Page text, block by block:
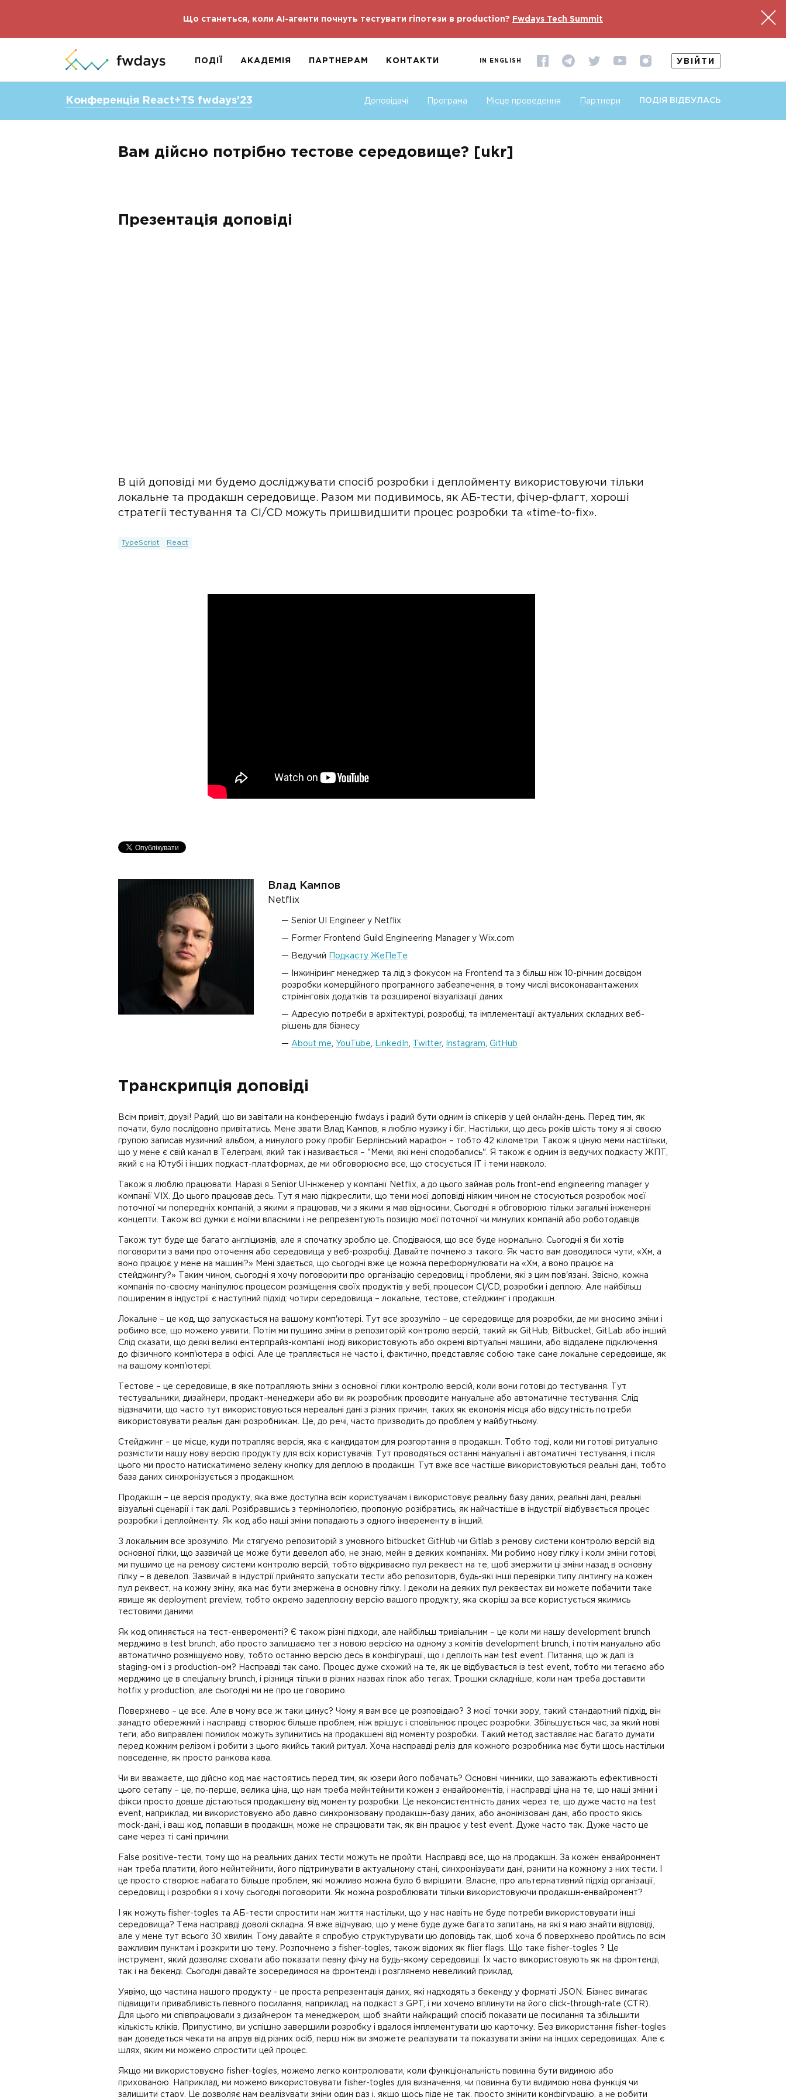
Що станеться, коли AI-агенти почнуть тестувати гіпотези в production? Fwdays Tech Summit
ПОДІЇ АКАДЕМІЯ ПАРТНЕРАМ КОНТАКТИ IN ENGLISH УВІЙТИ
Конференція React+TS fwdays’23 Доповідачі Програма Місце проведення Партнери ПОДІЯ ВІДБУЛАСЬ
Вам дійсно потрібно тестове середовище? [ukr]
Презентація доповіді
В цій доповіді ми будемо досліджувати спосіб розробки і деплойменту використовуючи тільки
локальне та продакшн середовище. Разом ми подивимось, як АБ-тести, фічер-флагт, хороші
стратегії тестування та CI/CD можуть пришвидшити процес розробки та «time-to-fix».
TypeScript React
Влад Кампов
Netflix
Senior UI Engineer у Netflix
Former Frontend Guild Engineering Manager у Wix.com
Ведучий Подкасту ЖеПеТе
Інжиніринг менеджер та лід з фокусом на Frontend та з більш ніж 10-річним досвідом
розробки комерційного програмного забезпечення, в тому числі високонавантажених
стрімінговіх додатків та розширеної візуалізації даних
Адресую потреби в архітектурі, розробці, та імплементації актуальних складних веб-
рішень для бізнесу
About me YouTube LinkedIn Twitter, Instagram GitHub
Транскрипція доповіді
Всім привіт, друзі! Радий, що ви завітали на конференцію fwdays і радий бути одним із спікерів у цей онлайн-день. Перед тим, як
почати, було послідовно привітатись. Мене звати Влад Кампов, я люблю музику і біг. Настільки, що десь років шість тому я зі своєю
групою записав музичний альбом, а минулого року пробіг Берлінський марафон – тобто 42 кілометри. Також я ціную меми настільки,
що у мене є свій канал в Телеграмі, який так і називається – "Меми, які мені сподобались". Я також є одним із ведучих подкасту ЖПТ,
який є на Ютубі і інших подкаст-платформах, де ми обговорюємо все, що стосується IT і теми навколо.
Також я люблю працювати. Наразі я Senior UI-інженер у компанії Netflix, а до цього займав роль front-end engineering manager у
компанії VIX. До цього працював десь. Тут я маю підкреслити, що теми моєї доповіді ніяким чином не стосуються розробок моєї
поточної чи попередніх компаній, з якими я працював, чи з якими я мав відносини. Сьогодні я обговорюю тільки загальні інженерні
концепти. Також всі думки є моїми власними і не репрезентують позицію моєї поточної чи минулих компаній або роботодавців.
Також тут буде ще багато англіцизмів, але я спочатку зроблю це. Сподіваюся, що все буде нормально. Сьогодні я би хотів
поговорити з вами про оточення або середовища у веб-розробці. Давайте почнемо з такого. Як часто вам доводилося чути, «Хм, а
воно працює у мене на машині?» Мені здається, що сьогодні вже це можна переформулювати на «Хм, а воно працює на
стейджингу?» Таким чином, сьогодні я хочу поговорити про організацію середовищ і проблеми, які з цим пов'язані. Звісно, кожна
компанія по-своєму маніпулює процесом розміщення своїх продуктів у вебі, процесом CI/CD, розробки і деплою. Але найбільш
поширеним в індустрії є наступний підхід: чотири середовища – локальне, тестове, стейджинг і продакшн.
Локальне – це код, що запускається на вашому комп'ютері. Тут все зрозуміло – це середовище для розробки, де ми вносимо зміни і
робимо все, що можемо уявити. Потім ми пушимо зміни в репозиторій контролю версій, такий як GitHub, Bitbucket, GitLab або інший.
Слід сказати, що деякі великі ентерпрайз-компанії іноді використовують або окремі віртуальні машини, або віддалене підключення
до фізичного комп'ютера в офісі. Але це трапляється не часто і, фактично, представляє собою таке саме локальне середовище, як
на вашому комп'ютері.
Тестове – це середовище, в яке потрапляють зміни з основної гілки контролю версій, коли вони готові до тестування. Тут
тестувальники, дизайнери, продакт-менеджери або ви як розробник проводите мануальне або автоматичне тестування. Слід
відзначити, що часто тут використовуються нереальні дані з різних причин, таких як економія місця або відсутність потреби
використовувати реальні дані розробникам. Це, до речі, часто призводить до проблем у майбутньому.
Стейджинг – це місце, куди потрапляє версія, яка є кандидатом для розгортання в продакшн. Тобто тоді, коли ми готові ритуально
розмістити нашу нову версію продукту для всіх користувачів. Тут проводяться останні мануальні і автоматичні тестування, і після
цього ми просто натискатимемо зелену кнопку для деплою в продакшн. Тут вже все частіше використовуються реальні дані, тобто
база даних синхронізується з продакшном.
Продакшн – це версія продукту, яка вже доступна всім користувачам і використовує реальну базу даних, реальні дані, реальні
візуальні сценарії і так далі. Розібравшись з термінологією, пропоную розібратись, як найчастіше в індустрії відбувається процес
розробки і деплойменту. Як код або наші зміни попадають з одного інверементу в інший.
З локальним все зрозуміло. Ми стягуємо репозиторій з умовного bitbucket GitHub чи Gitlab з ремову системи контролю версій від
основної гілки, що зазвичай це може бути девелоп або, не знаю, мейн в деяких компаніях. Ми робимо нову гілку і коли зміни готові,
ми пушимо це на ремову системи контролю версій, тобто відкриваємо пул реквест на те, щоб змержити ці зміни назад в основну
гілку – в девелоп. Зазвичай в індустрії прийнято запускати тести або репозиторів, будь-які інші перевірки типу лінтингу на кожен
пул реквест, на кожну зміну, яка має бути змержена в основну гілку. І деколи на деяких пул реквестах ви можете побачити таке
явище як deployment preview, тобто окремо задеплоєну версію вашого продукту, яка скоріш за все користується якимись
тестовими даними.
Як код опиняється на тест-енвероменті? Є також різні підходи, але найбільш тривіальним – це коли ми нашу development brunch
мерджимо в test brunch, або просто залишаємо тег з новою версією на одному з комітів development brunch, і потім мануально або
автоматично розміщуємо нову, тобто останню версію десь в конфігурації, що і деплоїть нам test event. Питання, що ж далі із
staging-ом і з production-ом? Насправді так само. Процес дуже схожий на те, як це відбувається із test event, тобто ми тегаємо або
мерджимо це в спеціальну brunch, і різниця тільки в різних назвах гілок або тегах. Трошки складніше, коли нам треба доставити
hotfix у production, але сьогодні ми не про це говоримо.
Поверхнево – це все. Але в чому все ж таки цинус? Чому я вам все це розповідаю? З моєї точки зору, такий стандартний підхід, він
занадто обережний і насправді створює більше проблем, ніж врішує і сповільнює процес розробки. Збільшується час, за який нові
теги, або виправлені помилок можуть зупинитись на продакшені від моменту розробки. Такий метод заставляє нас багато думати
перед кожним релізом і робити з цього якийсь такий ритуал. Хоча насправді реліз для кожного розробника має бути щось настільки
повседенне, як просто ранкова кава.
Чи ви вважаєте, що дійсно код має настоятись перед тим, як юзери його побачать? Основні чинники, що заважають ефективності
цього сетапу – це, по-перше, велика ціна, що нам треба мейнтейнити кожен з енвайроментів, і насправді ціна на те, що наші зміни і
фікси просто довше дістаються продакшену від моменту розробки. Це неконсистентність даних через те, що дуже часто на test
event, наприклад, ми використовуємо або давно синхронізовану продакшн-базу даних, або анонімізовані дані, або просто якісь
mock-дані, і ваш код, попавши в продакшн, може не спрацювати так, як він працює у test event. Дуже часто так. Дуже часто це
саме через ті самі причини.
False positive-тести, тому що на реальних даних тести можуть не пройти. Насправді все, що на продакшн. За кожен енвайронмент
нам треба платити, його мейнтейнити, його підтримувати в актуальному стані, синхронізувати дані, ранити на кожному з них тести. І
це просто створює набагато більше проблем, які можливо можна було б вирішити. Власне, про альтернативний підхід організації,
середовищ і розробки я і хочу сьогодні поговорити. Як можна розроблювати тільки використовуючи продакшн-енвайромент?
І як можуть fisher-togles та АБ-тести спростити нам життя настільки, що у нас навіть не буде потреби використовувати інші
середовища? Тема насправді доволі складна. Я вже відчуваю, що у мене буде дуже багато запитань, на які я маю знайти відповіді,
але у мене тут всього 30 хвилин. Тому давайте я спробую структурувати цю доповідь так, щоб хоча б поверхнево пройтись по всім
важливим пунктам і розкрити цю тему. Розпочнемо з fisher-togles, також відомих як flier flags. Що таке fisher-togles ? Це
інструмент, який дозволяє сховати або показати певну фічу на будь-якому середовищі. Їх часто використовують як на фронтенді,
так і на бекенді. Сьогодні давайте зосередимося на фронтенді і розглянемо невеликий приклад.
Уявімо, що частина нашого продукту - це проста репрезентація даних, які надходять з бекенду у форматі JSON. Бізнес вимагає
підвищити привабливість певного посилання, наприклад, на подкаст з GPT, і ми хочемо вплинути на його click-through-rate (CTR).
Для цього ми співпрацювали з дизайнером та менеджером, щоб знайти найкращий спосіб показати це посилання та збільшити
кількість кліків. Припустимо, ви успішно завершили розробку і вдалося імплементувати цю карточку. Без використання fisher-togles
вам доведеться чекати на апрув від різних осіб, перш ніж ви зможете реалізувати та показувати зміни на інших середовищах. Але є
шлях, яким ми можемо спростити цей процес.
Якщо ми використовуємо fisher-togles, можемо легко контролювати, коли функціональність повинна бути видимою або
прихованою. Наприклад, ми можемо використовувати fisher-togles для визначення, чи повинна бути видимою нова функція чи
залишити стару. Це дозволяє нам реалізувати зміни один раз і, якщо щось піде не так, просто змінити конфігурацію, а не робити